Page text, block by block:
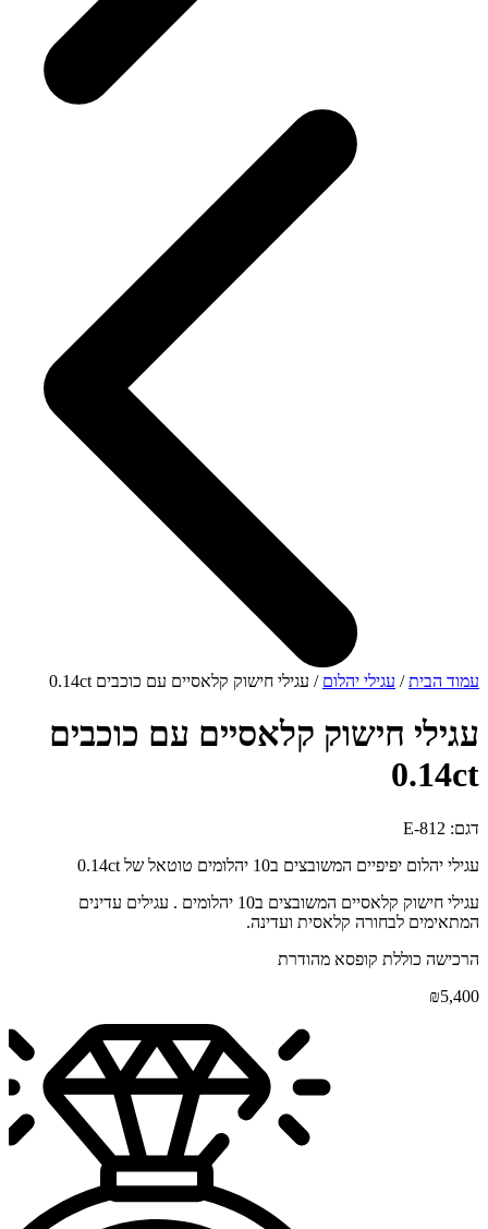
עמוד הבית/ עגילי יהלום / עגילי חישוק קלאסיים עם כוכבים 0.14ct
עגילי חישוק קלאסיים עם כוכבים
0.14ct
דגם: E-812
עגילי יהלום יפיפיים המשובצים ב10 יהלומים טוטאל של 0.14ct
עגילי חישוק קלאסיים המשובצים ב10 יהלומים . עגילים עדינים
המתאימים לבחורה קלאסית ועדינה.
הרכישה כוללת קופסא מהודרת
₪5,400